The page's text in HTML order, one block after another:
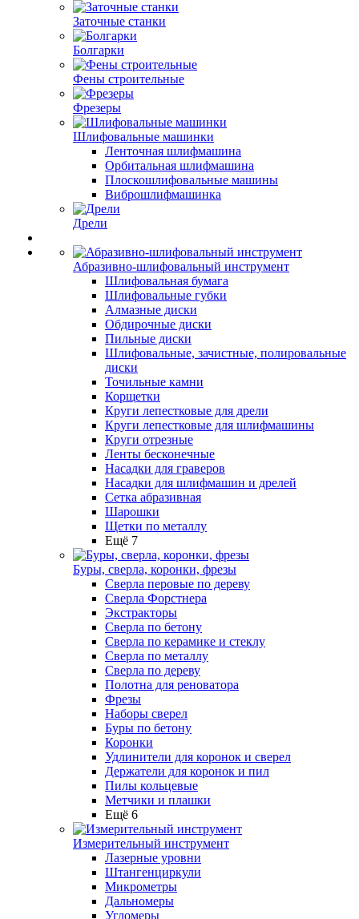
Заточные станки
Болгарки
Фены строительные
Фрезеры
Шлифовальные машинки
Ленточная шлифмашина
Орбитальная шлифмашина
Плоскошлифовальные машины
Виброшлифмашинка
Дрели
Абразивно-шлифовальный инструмент
Шлифовальная бумага
Шлифовальные губки
Алмазные диски
Обдирочные диски
Пильные диски
Шлифовальные, зачистные, полировальные
диски
Точильные камни
Корщетки
Круги лепестковые для дрели
Круги лепестковые для шлифмашины
Круги отрезные
Ленты бесконечные
Насадки для граверов
Насадки для шлифмашин и дрелей
Сетка абразивная
Шарошки
Щетки по металлу
Ещё 7
Буры, сверла, коронки, фрезы
Сверла перовые по дереву
Сверла Форстнера
Экстракторы
Сверла по бетону
Сверла по керамике и стеклу
Сверла по металлу
Сверла по дереву
Полотна для реноватора
Фрезы
Наборы сверел
Буры по бетону
Коронки
Удлинители для коронок и сверел
Держатели для коронок и пил
Пилы кольцевые
Метчики и плашки
Ещё 6
Измерительный инструмент
Лазерные уровни
Штангенциркули
Микрометры
Дальномеры
Угломеры